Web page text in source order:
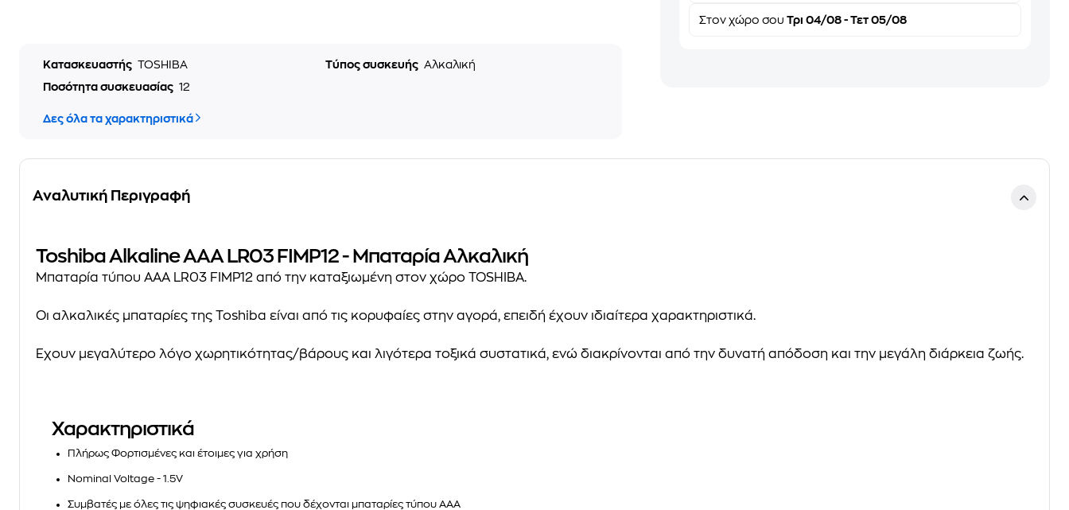
Κατασκευαστής TOSHIBA Τύπος συσκευής Αλκαλική
Ποσότητα συσκευασίας 12
Δες όλα τα χαρακτηριστικά
Στονχώρο σου Τρι 04/08 - Τετ 05/08
Αναλυτική Περιγραφή
Toshiba Alkaline AAA LR03 FIMP12 - Μπαταρία Αλκαλική
Μπαταρία τύπου AAA LR03 FIMP12 από την καταξιωμένη στον χώρο TOSHIBA.
Οι αλκαλικές μπαταρίες της Toshiba είναι από τις κορυφαίες στην αγορά, επειδή έχουν ιδιαίτερα χαρακτηριστικά.
Έχουν μεγαλύτερο λόγο χωρητικότητας/βάρους και λιγότερα τοξικά συστατικά, ενώ διακρίνονται από την δυνατή απόδοση και την μεγάλη διάρκεια ζωής.
Χαρακτηριστικά
Πλήρως Φορτισμένες και έτοιμες για χρήση
Nominal Voltage - 1.5V
Συμβατές με όλες τις ψηφιακές συσκευές που δέχονται μπαταρίες τύπου ΑΑA